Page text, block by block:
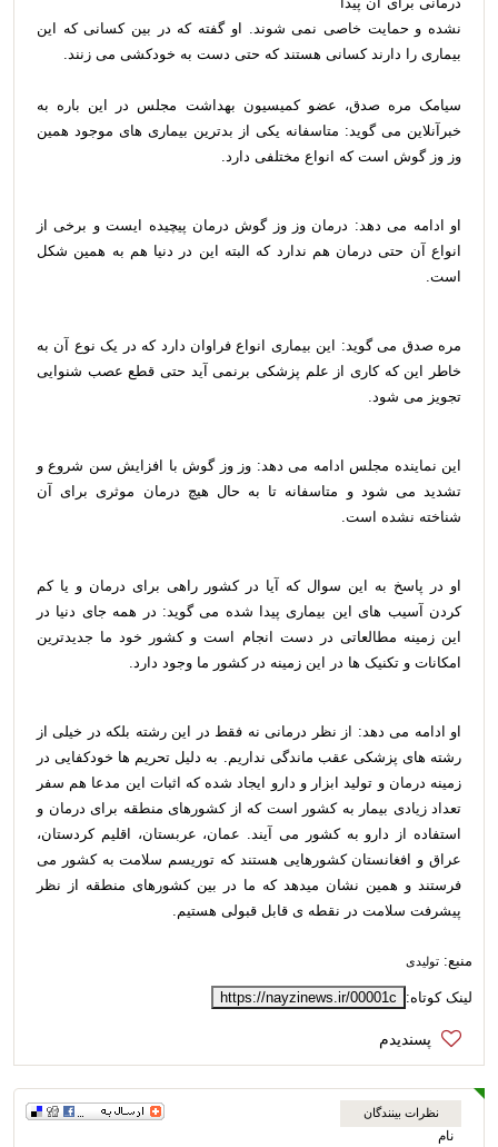
نشده و حمایت خاصی نمی شوند. او گفته که در بین کسانی که این
بیماری را دارند کسانی هستند که حتی دست به خودکشی می زنند.
سیامک مره صدق، عضو کمیسیون بهداشت مجلس در این باره به
خبرآنلاین می گوید: متاسفانه یکی از بدترین بیماری های موجود همین
وز وز گوش است که انواع مختلفی دارد.
او ادامه می دهد: درمان وز وز گوش درمان پیچیده ایست و برخی از
انواع آن حتی درمان هم ندارد که البته این در دنیا هم به همین شکل
است.
مره صدق می گوید: این بیماری انواع فراوان دارد که در یک نوع آن به
خاطر این که کاری از علم پزشکی برنمی آید حتی قطع عصب شنوایی
تجویز می شود.
این نماینده مجلس ادامه می دهد: وز وز گوش با افزایش سن شروع و
تشدید می شود و متاسفانه تا به حال هیچ درمان موثری برای آن
شناخته نشده است.
او در پاسخ به این سوال که آیا در کشور راهی برای درمان و یا کم
کردن آسیب های این بیماری پیدا شده می گوید: در همه جای دنیا در
این زمینه مطالعاتی در دست انجام است و کشور خود ما جدیدترین
امکانات و تکنیک ها در این زمینه در کشور ما وجود دارد.
او ادامه می دهد: از نظر درمانی نه فقط در این رشته بلکه در خیلی از
رشته های پزشکی عقب ماندگی نداریم. به دلیل تحریم ها خودکفایی در
زمینه درمان و تولید ابزار و دارو ایجاد شده که اثبات این مدعا هم سفر
تعداد زیادی بیمار به کشور است که از کشورهای منطقه برای درمان و
استفاده از دارو به کشور می آیند. عمان، عربستان، اقلیم کردستان،
عراق و افغانستان کشورهایی هستند که توریسم سلامت به کشور می
فرستند و همین نشان میدهد که ما در بین کشورهای منطقه از نظر
پیشرفت سلامت در نقطه ی قابل قبولی هستیم.
منبع: تولیدی
لینک کوتاه: https://nayzinews.ir/00001c
نظرات بینندگان
نام